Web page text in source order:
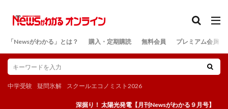
「Newsがわかる」とは？ 購入・定期購読 無料会員 プレミアム会員
中学受験 疑問氷解 スクールエコノミスト2026
深掘り！ 太陽光発電【月刊Newsがわかる９月号】
検索